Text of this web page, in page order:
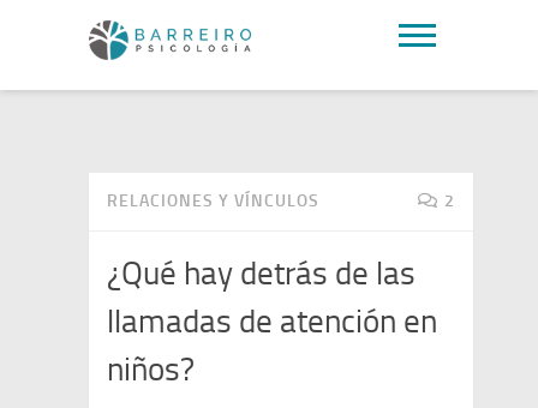
RELACIONES Y VÍNCULOS 2
¿Qué hay detrás de las
llamadas de atención en
niños?